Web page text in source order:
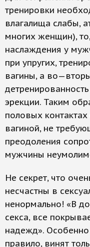
тренировки
влагалища слабы,
многих женщин),
наслаждения у
при упругих,
вагины, а
эрекции. Таким
половых
вагиной, не
преодоления
мужчины
Не секрет, что
несчастны в
ненормально! «В
секса, все
надежд».
правило, винят